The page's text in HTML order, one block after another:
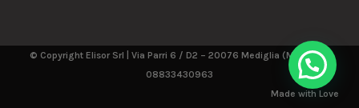
© Copyright Elisor Srl | Via Parri 6 / D2 – 20076 Mediglia (MI) | P.IVA
08833430963
Made with Love
Hai bisogno di aiuto?